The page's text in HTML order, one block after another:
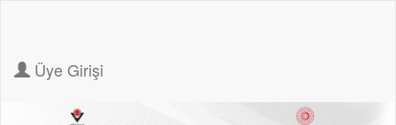
Üye Girişi